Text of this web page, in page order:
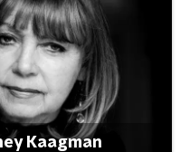
Kaagman